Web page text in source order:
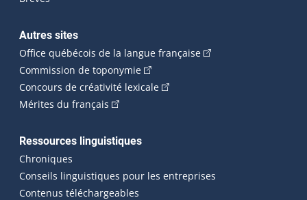
Autres sites
Office québécois de la langue française(Cet hyperlien
Commission de toponymie(Cet hyperlien externe s'ouvrira
Concours de créativité lexicale(Cet hyperlien externe
Mérites du français (Cet hyperlien externe s'ouvrira dans une
Ressources linguistiques
Chroniques
Conseils linguistiques pour les entreprises
Contenus téléchargeables